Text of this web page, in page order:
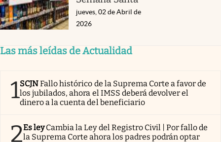
jueves, 02 de Abril de
2026
Las más leídas de Actualidad
1SCJNFallo histórico de la Suprema Corte a favor de
los jubilados, ahora el IMSS deberá devolver el
dinero a la cuenta del beneficiario
2Es ley Cambia la Ley del Registro Civil | Por fallo de
la Suprema Corte ahora los padres podrán optar